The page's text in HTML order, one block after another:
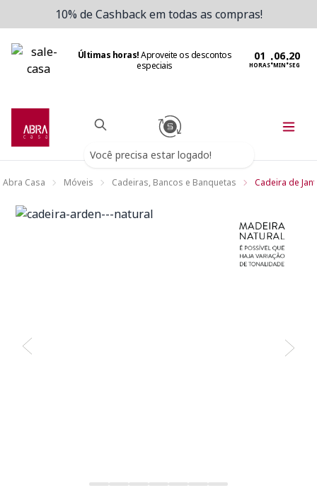
10% de Cashback em todas as compras!
Últimas horas!Aproveite os descontos
especiais
HORAS:MIN:SEG
Você precisa estar logado!
Abra Casa Móveis Cadeiras, Bancos e Banquetas Cadeira de